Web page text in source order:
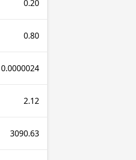
0.20
0.80
0.0000024
2.12
3090.63